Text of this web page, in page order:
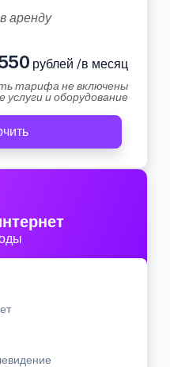
аренду
рублей /в месяц
тарифа не включены
и оборудование